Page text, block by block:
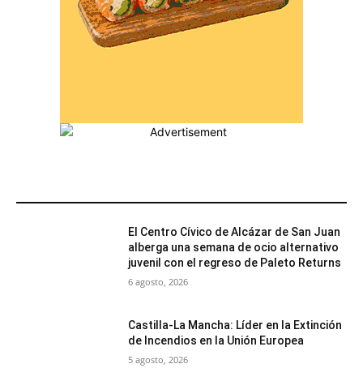
El Centro Cívico de Alcázar de San Juan
alberga una semana de ocio alternativo
juvenil con el regreso de Paleto Returns
6 agosto, 2026
Castilla-La Mancha: Líder en la Extinción
de Incendios en la Unión Europea
5 agosto, 2026